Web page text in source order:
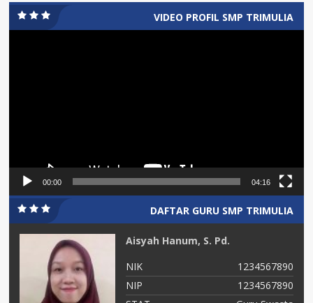
VIDEO PROFIL SMP TRIMULIA
00:00 04:16
DAFTAR GURU SMP TRIMULIA
Aisyah Hanum, S. Pd.
NIK
1234567890
NIP
1234567890